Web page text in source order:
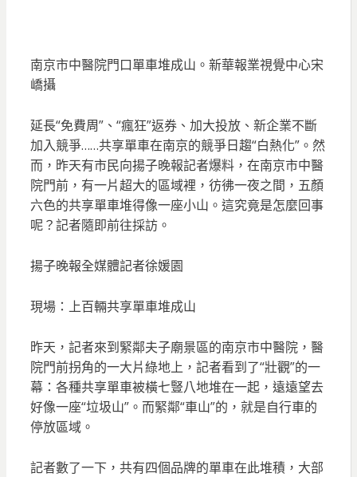
南京市中醫院門口單車堆成山。新華報業視覺中心宋
嶠攝
延長“免費周”、“瘋狂”返券、加大投放、新企業不斷
加入競爭……共享單車在南京的競爭日趨“白熱化”。然
而，昨天有市民向揚子晚報記者爆料，在南京市中醫
院門前，有一片超大的區域裡，彷彿一夜之間，五顏
六色的共享單車堆得像一座小山。這究竟是怎麼回事
呢？記者隨即前往採訪。
揚子晚報全媒體記者徐媛園
現場：上百輛共享單車堆成山
昨天，記者來到緊鄰夫子廟景區的南京市中醫院，醫
院門前拐角的一大片綠地上，記者看到了“壯觀”的一
幕：各種共享單車被橫七豎八地堆在一起，遠遠望去
好像一座“垃圾山”。而緊鄰“車山”的，就是自行車的
停放區域。
記者數了一下，共有四個品牌的單車在此堆積，大部